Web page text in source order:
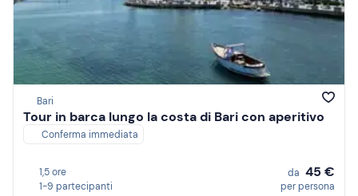
Bari
Tour in barca lungo la costa di Bari con aperitivo
Conferma immediata
1,5 ore
1-9 partecipanti
da 45 €
per persona